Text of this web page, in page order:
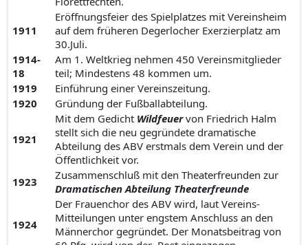
1911
Eröffnungsfeier des Spielplatzes mit Vereinsheim
auf dem früheren Degerlocher Exerzierplatz am
30.Juli.
1914-
18
Am 1. Weltkrieg nehmen 450 Vereinsmitglieder
teil; Mindestens 48 kommen um.
1919
Einführung einer Vereinszeitung.
1920
Gründung der Fußballabteilung.
1921
Mit dem Gedicht Wildfeuer von Friedrich Halm
stellt sich die neu gegründete dramatische
Abteilung des ABV erstmals dem Verein und der
Öffentlichkeit vor.
1923
Zusammenschluß mit den Theaterfreunden zur
Dramatischen Abteilung Theaterfreunde
1924
Der Frauenchor des ABV wird, laut Vereins-
Mitteilungen unter engstem Anschluss an den
Männerchor gegründet. Der Monatsbeitrag von